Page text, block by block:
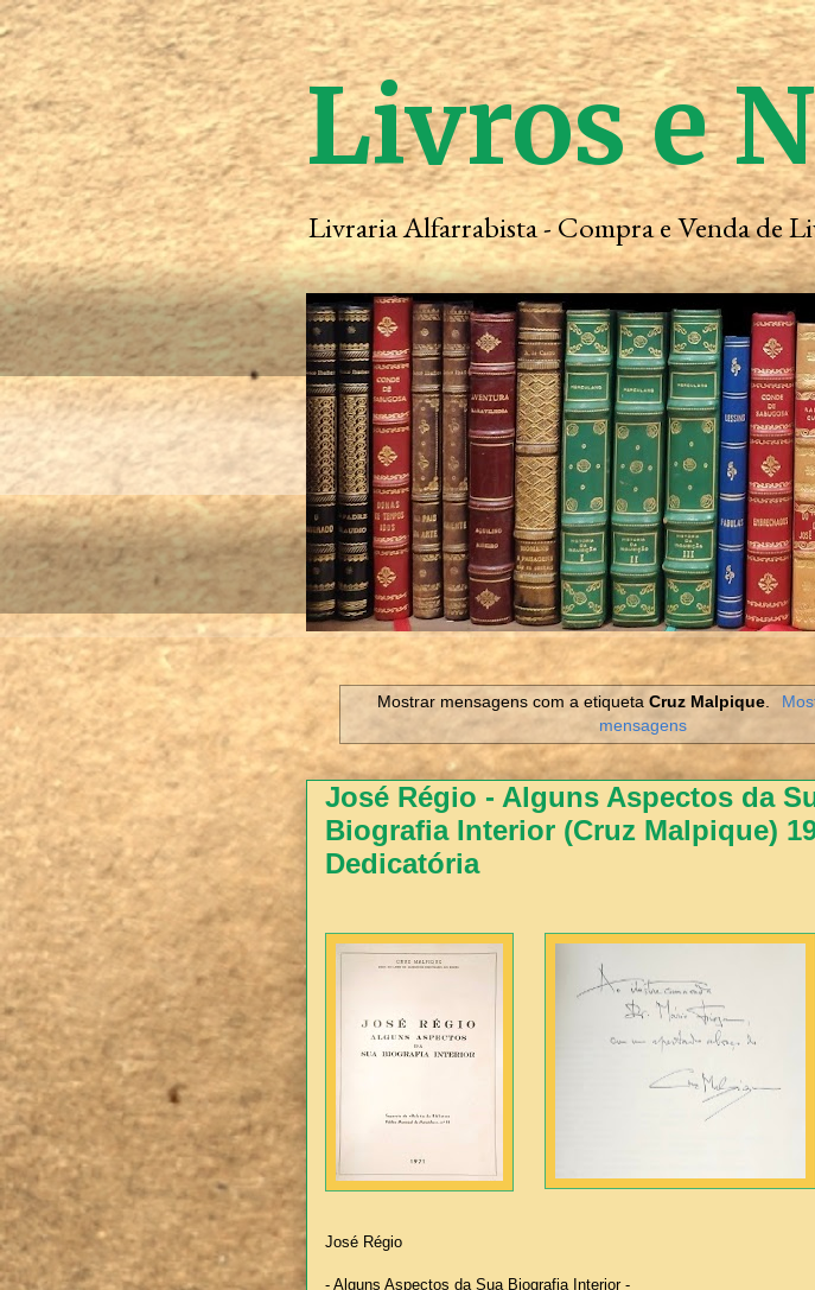
Livros e
Livraria Alfarrabista - Compra e Venda de
Mostrar mensagens com a etiquetaCruz Malpique
mensagens
José Régio - Alguns Aspectos da
Biografia Interior (Cruz Malpique)
Dedicatória
José Régio
- Alguns Aspectos da Sua Biografia Interior -